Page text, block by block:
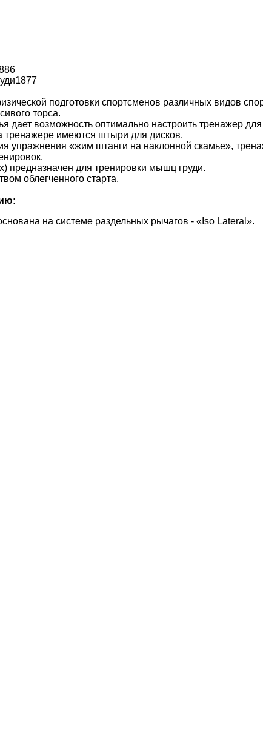
подготовки спортсменов различных видов
торса.
дает возможность оптимально настроить тренажер
тренажере имеются штыри для дисков.
упражнения «жим штанги на наклонной скамье»,
предназначен для тренировки мышц груди.
облегченного старта.
на системе раздельных рычагов - «Iso Lateral».